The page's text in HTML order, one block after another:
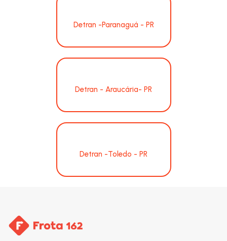
Detran -Paranaguá - PR
Detran - Araucária- PR
Detran -Toledo - PR